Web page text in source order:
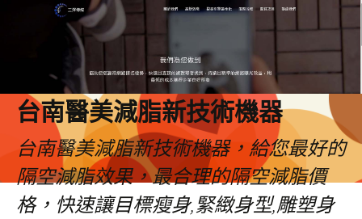
台南醫美減脂新技術機器
台南醫美減脂新技術機器，給您最好的
隔空減脂效果，最合理的隔空減脂價
格，快速讓目標瘦身,緊緻身型,雕塑身